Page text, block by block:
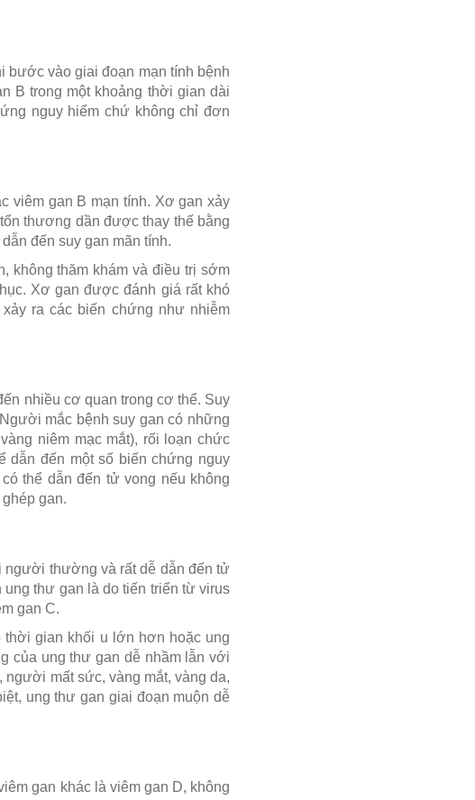
bước vào giai đoạn mạn tính bệnh
B trong một khoảng thời gian dài
nguy hiểm chứ không chỉ đơn
viêm gan B mạn tính. Xơ gan xảy
thương dần được thay thế bằng
đến suy gan mãn tính.
không thăm khám và điều trị sớm
Xơ gan được đánh giá rất khó
ra các biến chứng như nhiễm
nhiều cơ quan trong cơ thể. Suy
mắc bệnh suy gan có những
niêm mạc mắt), rối loạn chức
dẫn đến một số biến chứng nguy
thể dẫn đến tử vong nếu không
gan.
người thường và rất dễ dẫn đến tử
thư gan là do tiến triển từ virus
gan C.
thời gian khối u lớn hơn hoặc ung
của ung thư gan dễ nhầm lẫn với
mất sức, vàng mắt, vàng da,
ung thư gan giai đoạn muộn dễ
gan khác là viêm gan D, không